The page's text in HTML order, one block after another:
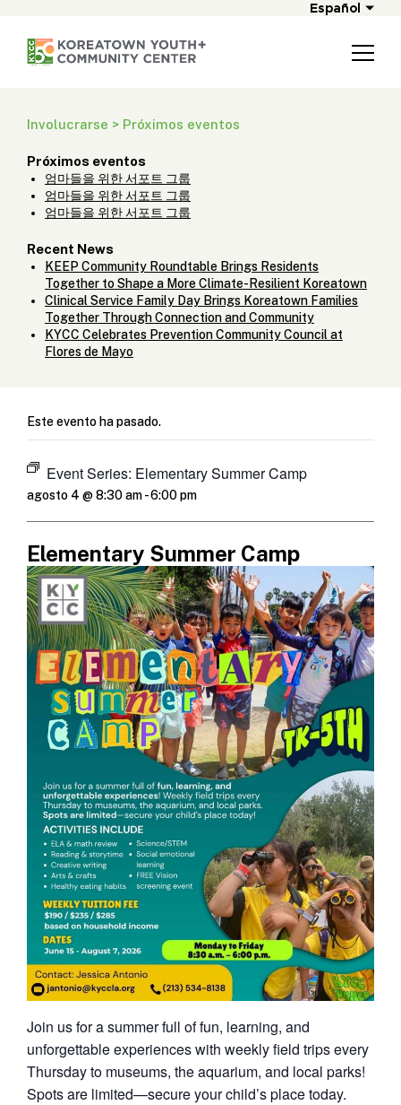
Español
Involucrarse > Próximos eventos
Próximos eventos
엄마들을 위한 서포트 그룹
엄마들을 위한 서포트 그룹
엄마들을 위한 서포트 그룹
Recent News
KEEP Community Roundtable Brings Residents
Together to Shape a More Climate-Resilient Koreatown
Clinical Service Family Day Brings Koreatown Families
Together Through Connection and Community
KYCC Celebrates Prevention Community Council at
Flores de Mayo
Este evento ha pasado.
Event Series: Elementary Summer Camp
agosto 4 @ 8:30 am-6:00 pm
Elementary Summer Camp
Join us for a summer full of fun, learning, and
unforgettable experiences with weekly field trips every
Thursday to museums, the aquarium, and local parks!
Spots are limited—secure your child’s place today.